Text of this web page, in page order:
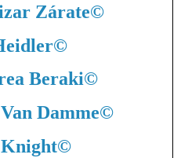
Zárate©
©
Beraki©
Damme©
©